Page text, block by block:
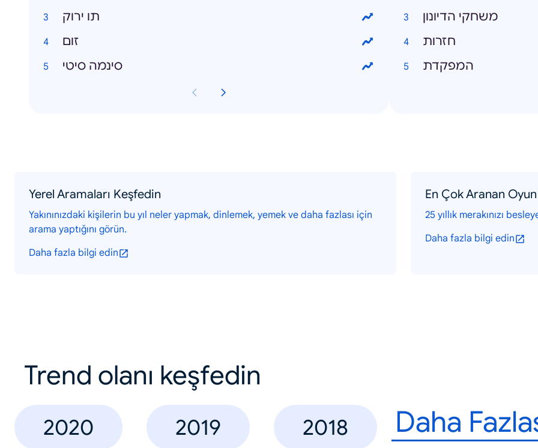
תו ירוק
זום
סינמה סיטי
משחקי הדיונון
חזרות
המפקדת
Yerel Aramaları Keşfedin
Yakınınızdaki kişilerin bu yıl neler yapmak, dinlemek, yemek ve daha fazlası için
arama yaptığını görün.
Daha fazla bilgi edin
En Çok Aranan Oyun
25 yıllık merakınızı
Daha fazla bilgi edin
Trend olanı keşfedin
2020 2019 2018 Daha